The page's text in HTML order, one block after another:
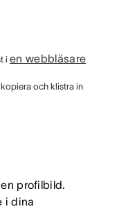
i en webbläsare
och klistra in
profilbild.
i dina